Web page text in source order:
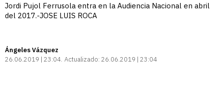
Jordi Pujol Ferrusola entra en la Audiencia Nacional en abril
del 2017.-JOSE LUIS ROCA
Ángeles Vázquez
26.06.2019 | 23:04 Actualizado: 26.06.2019 | 23:04